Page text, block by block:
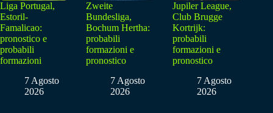
Liga Portugal,
Estoril-
Famalicao:
pronostico e
probabili
formazioni
7 Agosto
2026
Zweite
Bundesliga,
Bochum Hertha:
probabili
formazioni e
pronostico
7 Agosto
2026
Jupiler League,
Club Brugge
Kortrijk:
probabili
formazioni e
pronostico
7 Agosto
2026